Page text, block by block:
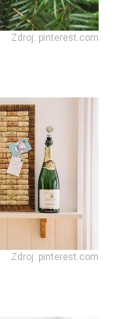
Zdroj: pinterest.com
Zdroj: pinterest.com